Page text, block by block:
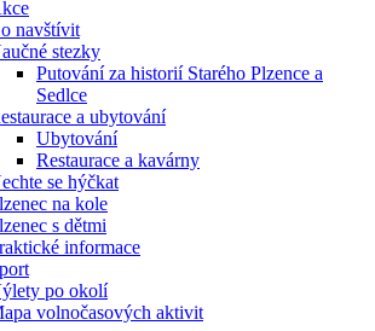
navštívit
stezky
Putování za historií Starého Plzence a
Sedlce
a ubytování
Ubytování
Restaurace a kavárny
se hýčkat
na kole
s dětmi
informace
po okolí
volnočasových aktivit